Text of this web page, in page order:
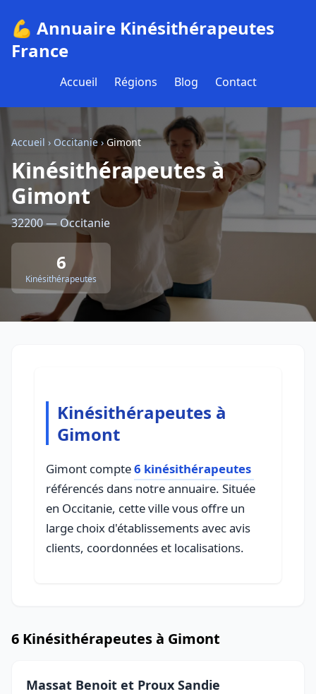
💪 Annuaire Kinésithérapeutes
France
Accueil Régions Blog Contact
Accueil › Occitanie›Gimont
Kinésithérapeutes à
Gimont
32200 — Occitanie
6
Kinésithérapeutes
Kinésithérapeutes à
Gimont
Gimont compte6 kinésithérapeutes
référencés dans notre annuaire. Située
en Occitanie, cette ville vous offre un
large choix d'établissements avec avis
clients, coordonnées et localisations.
6 Kinésithérapeutes à Gimont
Massat Benoit et Proux Sandie